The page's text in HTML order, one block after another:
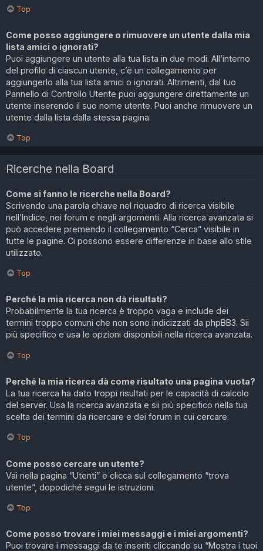
Top
Come posso aggiungere o rimuovere un utente dalla mia
lista amici o ignorati?
Puoi aggiungere un utente alla tua lista in due modi. All’interno
del profilo di ciascun utente, c’è un collegamento per
aggiungerlo alla tua lista amici o ignorati. Altrimenti, dal tuo
Pannello di Controllo Utente puoi aggiungere direttamente un
utente inserendo il suo nome utente. Puoi anche rimuovere un
utente dalla lista dalla stessa pagina.
Top
Ricerche nella Board
Come si fanno le ricerche nella Board?
Scrivendo una parola chiave nel riquadro di ricerca visibile
nell’Indice, nei forum e negli argomenti. Alla ricerca avanzata si
può accedere premendo il collegamento “Cerca” visibile in
tutte le pagine. Ci possono essere differenze in base allo stile
utilizzato.
Top
Perché la mia ricerca non dà risultati?
Probabilmente la tua ricerca è troppo vaga e include dei
termini troppo comuni che non sono indicizzati da phpBB3. Sii
più specifico e usa le opzioni disponibili nella ricerca avanzata.
Top
Perché la mia ricerca dà come risultato una pagina vuota?
La tua ricerca ha dato troppi risultati per le capacità di calcolo
del server. Usa la ricerca avanzata e sii più specifico nella tua
scelta dei termini da ricercare e dei forum in cui cercare.
Top
Come posso cercare un utente?
Vai nella pagina “Utenti” e clicca sul collegamento “trova
utente”, dopodiché segui le istruzioni.
Top
Come posso trovare i miei messaggi e i miei argomenti?
Puoi trovare i messaggi da te inseriti cliccando su “Mostra i tuoi